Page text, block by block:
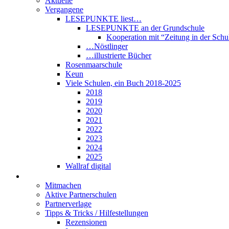
Vergangene
LESEPUNKTE liest…
LESEPUNKTE an der Grundschule
Kooperation mit “Zeitung in der
…Nöstlinger
…illustrierte Bücher
Rosenmaarschule
Keun
Viele Schulen, ein Buch 2018-2025
2018
2019
2020
2021
2022
2023
2024
2025
Wallraf digital
Mitmachen
Aktive Partnerschulen
Partnerverlage
Tipps & Tricks / Hilfestellungen
Rezensionen